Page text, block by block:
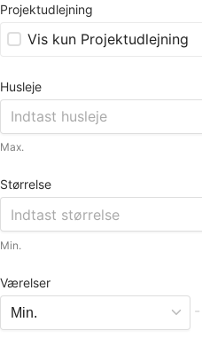
Projektudlejning
Vis kun Projektudlejning
Husleje
Max.
Størrelse
Min.
Værelser
-